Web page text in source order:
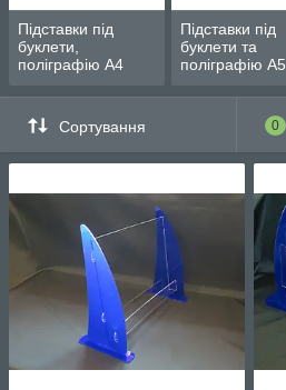
Підставки під
буклети,
поліграфію А4
Підставки під
буклети та
поліграфію А5
Сортування 0